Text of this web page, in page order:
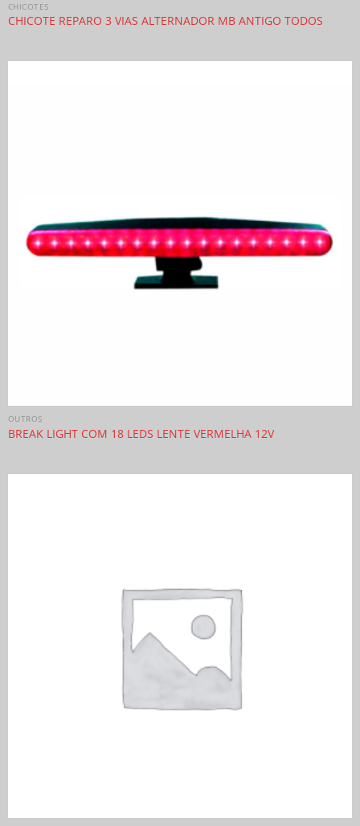
CHICOTES
CHICOTE REPARO 3 VIAS ALTERNADOR MB ANTIGO TODOS
OUTROS
BREAK LIGHT COM 18 LEDS LENTE VERMELHA 12V